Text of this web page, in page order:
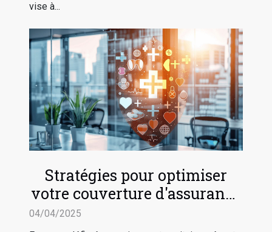
vise à...
Stratégies pour optimiser
votre couverture d'assurance
maladie en période de crise
04/04/2025